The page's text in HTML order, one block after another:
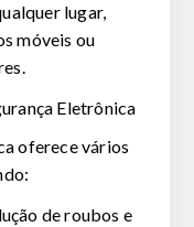
lugar,
móveis ou
Eletrônica
oferece vários
de roubos e